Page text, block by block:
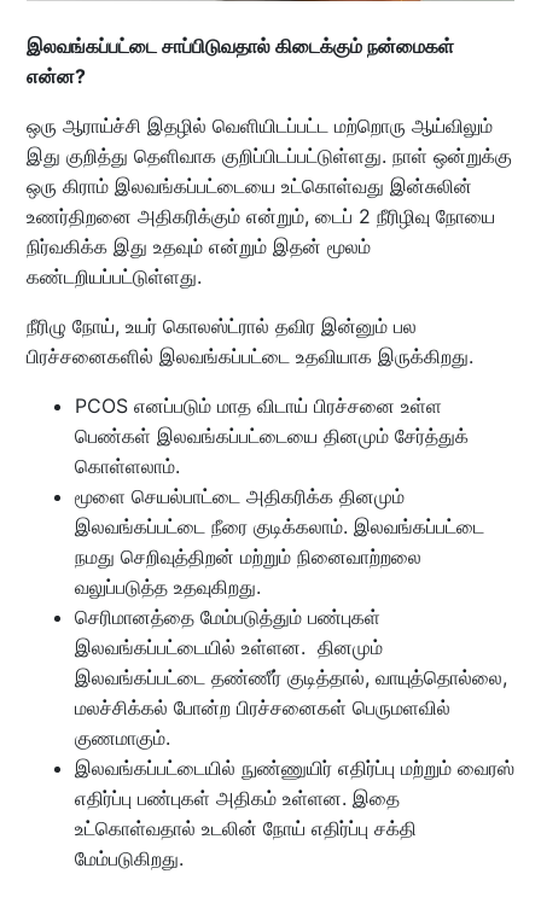
இலவங்கப்பட்டை சாப்பிடுவதால் கிடைக்கும் நன்மைகள்
என்ன?
ஒரு ஆராய்ச்சி இதழில் வெளியிடப்பட்ட மற்றொரு ஆய்விலும்
இது குறித்து தெளிவாக குறிப்பிடப்பட்டுள்ளது. நாள் ஒன்றுக்கு
ஒரு கிராம் இலவங்கப்பட்டையை உட்கொள்வது இன்சுலின்
உணர்திறனை அதிகரிக்கும் என்றும், டைப் 2 நீரிழிவு நோயை
நிர்வகிக்க இது உதவும் என்றும் இதன் மூலம்
கண்டறியப்பட்டுள்ளது.
நீரிழு நோய், உயர் கொலஸ்ட்ரால் தவிர இன்னும் பல
பிரச்சனைகளில் இலவங்கப்பட்டை உதவியாக இருக்கிறது.
PCOS எனப்படும் மாத விடாய் பிரச்சனை உள்ள
பெண்கள் இலவங்கப்பட்டையை தினமும் சேர்த்துக்
கொள்ளலாம்.
மூளை செயல்பாட்டை அதிகரிக்க தினமும்
இலவங்கப்பட்டை நீரை குடிக்கலாம். இலவங்கப்பட்டை
நமது செறிவுத்திறன் மற்றும் நினைவாற்றலை
வலுப்படுத்த உதவுகிறது.
செரிமானத்தை மேம்படுத்தும் பண்புகள்
இலவங்கப்பட்டையில் உள்ளன. தினமும்
இலவங்கப்பட்டை தண்ணீர் குடித்தால், வாயுத்தொல்லை,
மலச்சிக்கல் போன்ற பிரச்சனைகள் பெருமளவில்
குணமாகும்.
இலவங்கப்பட்டையில் நுண்ணுயிர் எதிர்ப்பு மற்றும் வைரஸ்
எதிர்ப்பு பண்புகள் அதிகம் உள்ளன. இதை
உட்கொள்வதால் உடலின் நோய் எதிர்ப்பு சக்தி
மேம்படுகிறது.